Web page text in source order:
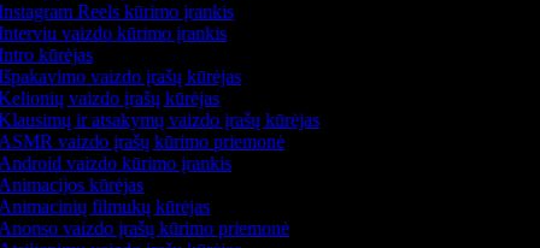
Reels kūrimo įrankis
vaizdo kūrimo įrankis
kūrėjas
vaizdo įrašų kūrėjas
vaizdo įrašų kūrėjas
ir atsakymų vaizdo įrašų kūrėjas
vaizdo įrašų kūrimo priemonė
vaizdo kūrimo įrankis
kūrėjas
filmukų kūrėjas
vaizdo įrašų kūrimo priemonė